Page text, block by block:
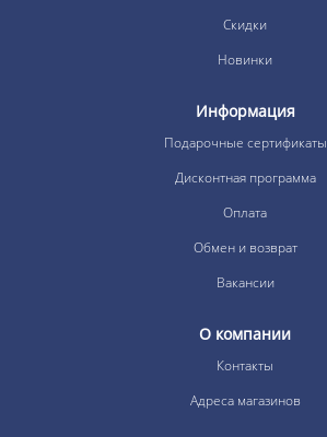
Скидки
Новинки
Информация
Подарочные сертификаты
Дисконтная программа
Оплата
Обмен и возврат
Вакансии
О компании
Контакты
Адреса магазинов